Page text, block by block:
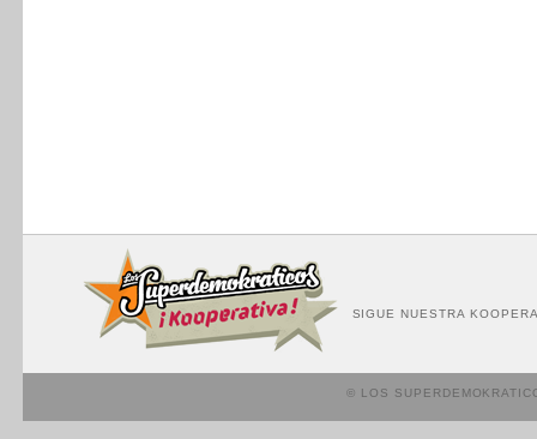
SIGUE NUESTRA
© LOS